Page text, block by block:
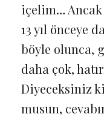
içelim… Ancak
13 yıl önceye
böyle olunca,
daha çok,
Diyeceksiniz
musun,